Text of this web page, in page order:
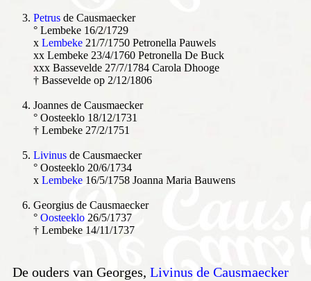
Petrus de Causmaecker
° Lembeke 16/2/1729
x Lembeke 21/7/1750 Petronella Pauwels
xx Lembeke 23/4/1760 Petronella De Buck
xxx Bassevelde 27/7/1784 Carola Dhooge
† Bassevelde op 2/12/1806
Joannes de Causmaecker
° Oosteeklo 18/12/1731
† Lembeke 27/2/1751
Livinus de Causmaecker
° Oosteeklo 20/6/1734
x Lembeke 16/5/1758 Joanna Maria Bauwens
Georgius de Causmaecker
° Oosteeklo 26/5/1737
† Lembeke 14/11/1737
De ouders van Georges, Livinus de Causmaecker